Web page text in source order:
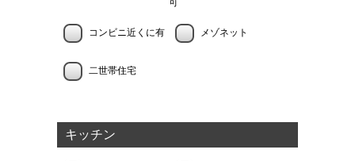
可
コンビニ近くに有 メゾネット
二世帯住宅
キッチン